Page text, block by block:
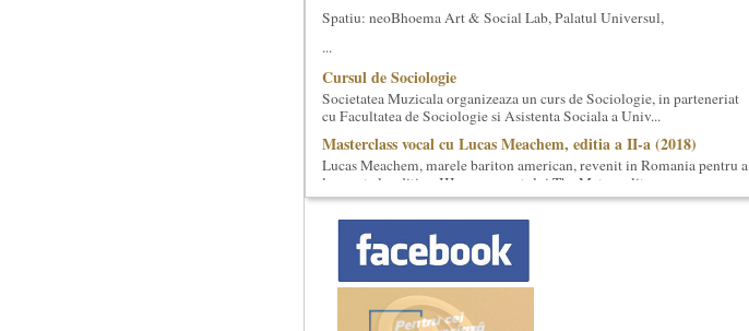
Spatiu: neoBhoema Art & Social Lab, Palatul Universul,
...
Cursul de Sociologie
Societatea Muzicala organizeaza un curs de Sociologie, in parteneriat
cu Facultatea de Sociologie si Asistenta Sociala a Univ...
Masterclass vocal cu Lucas Meachem, editia a II-a (2018)
Lucas Meachem, marele bariton american, revenit in Romania pentru a
lua parte la editia a III-a a concertului The Metropolita...
Societatea Muzicala organizeaza un curs de cultura generala
cinematografica. Este un curs concentrat si intensiv, de nivel ac...
Cursul de Muzica universala (anul I)
Societatea Muzicala organizeaza un curs de cultura generala muzicala
de nivel academic, in parteneriat cu Universitatea Natio...